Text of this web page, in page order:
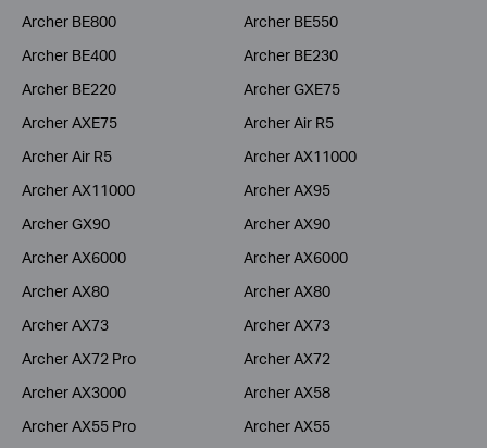
Archer BE800
Archer BE550
Archer BE400
Archer BE230
Archer BE220
Archer GXE75
Archer AXE75
Archer Air R5
Archer Air R5
Archer AX11000
Archer AX11000
Archer AX95
Archer GX90
Archer AX90
Archer AX6000
Archer AX6000
Archer AX80
Archer AX80
Archer AX73
Archer AX73
Archer AX72 Pro
Archer AX72
Archer AX3000
Archer AX58
Archer AX55 Pro
Archer AX55